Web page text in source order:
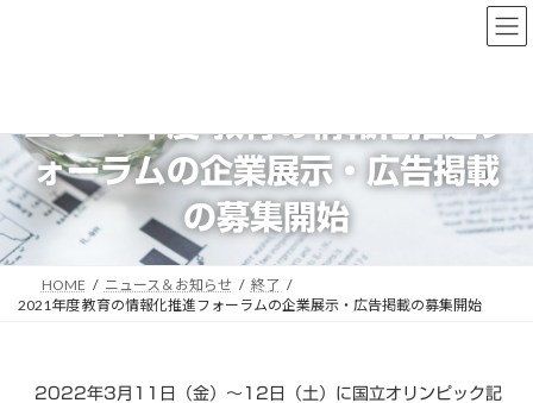
へ
ス
キ
ッ
プ
ョ
ン
に
移
動
ォーラムの企業展示・広告掲載
の募集開始
HOME ニュース＆お知らせ
終了
2021年度 教育の情報化推進フォーラムの企業展示・広告掲載の募集開始
2022年3月11日（金）～12日（土）に国立オリンピック記